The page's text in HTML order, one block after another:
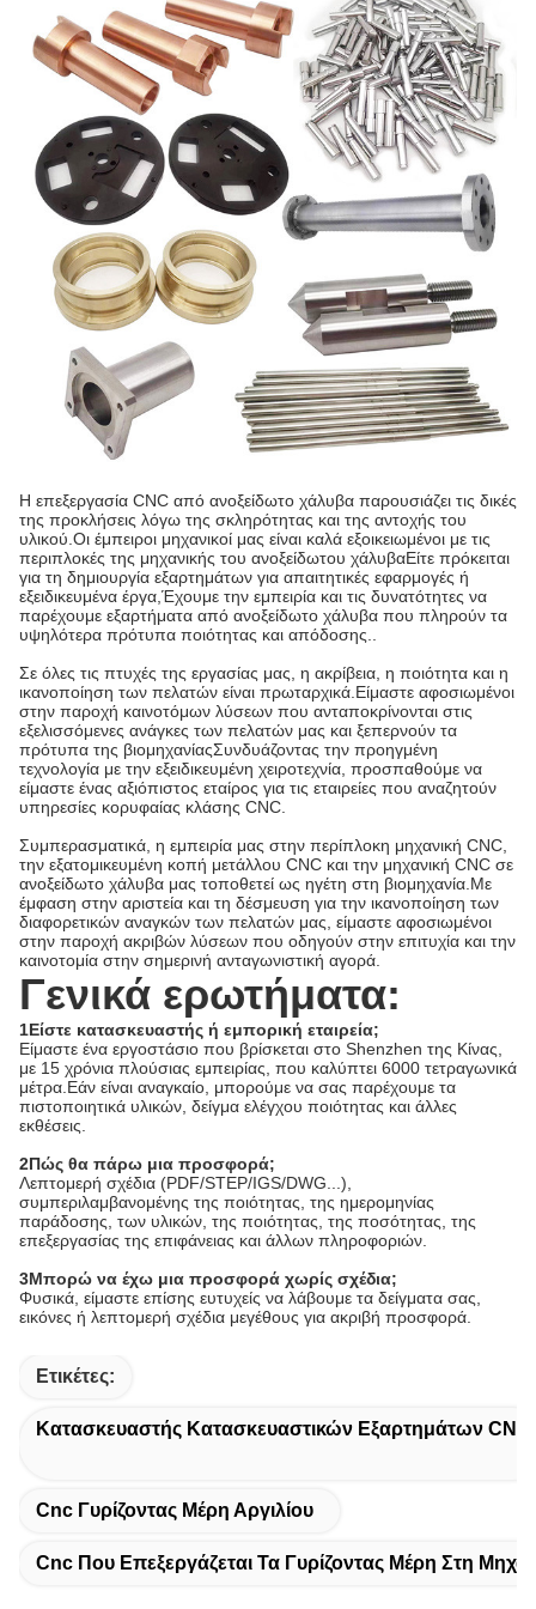
Η επεξεργασία CNC από ανοξείδωτο χάλυβα παρουσιάζει τις δικές
της προκλήσεις λόγω της σκληρότητας και της αντοχής του
υλικού.Οι έμπειροι μηχανικοί μας είναι καλά εξοικειωμένοι με τις
περιπλοκές της μηχανικής του ανοξείδωτου χάλυβαΕίτε πρόκειται
για τη δημιουργία εξαρτημάτων για απαιτητικές εφαρμογές ή
εξειδικευμένα έργα,Έχουμε την εμπειρία και τις δυνατότητες να
παρέχουμε εξαρτήματα από ανοξείδωτο χάλυβα που πληρούν τα
υψηλότερα πρότυπα ποιότητας και απόδοσης..
Σε όλες τις πτυχές της εργασίας μας, η ακρίβεια, η ποιότητα και η
ικανοποίηση των πελατών είναι πρωταρχικά.Είμαστε αφοσιωμένοι
στην παροχή καινοτόμων λύσεων που ανταποκρίνονται στις
εξελισσόμενες ανάγκες των πελατών μας και ξεπερνούν τα
πρότυπα της βιομηχανίαςΣυνδυάζοντας την προηγμένη
τεχνολογία με την εξειδικευμένη χειροτεχνία, προσπαθούμε να
είμαστε ένας αξιόπιστος εταίρος για τις εταιρείες που αναζητούν
υπηρεσίες κορυφαίας κλάσης CNC.
Συμπερασματικά, η εμπειρία μας στην περίπλοκη μηχανική CNC,
την εξατομικευμένη κοπή μετάλλου CNC και την μηχανική CNC σε
ανοξείδωτο χάλυβα μας τοποθετεί ως ηγέτη στη βιομηχανία.Με
έμφαση στην αριστεία και τη δέσμευση για την ικανοποίηση των
διαφορετικών αναγκών των πελατών μας, είμαστε αφοσιωμένοι
στην παροχή ακριβών λύσεων που οδηγούν στην επιτυχία και την
καινοτομία στην σημερινή ανταγωνιστική αγορά.
Γενικά ερωτήματα:
1Είστε κατασκευαστής ή εμπορική εταιρεία;
Είμαστε ένα εργοστάσιο που βρίσκεται στο Shenzhen της Κίνας,
με 15 χρόνια πλούσιας εμπειρίας, που καλύπτει 6000 τετραγωνικά
μέτρα.Εάν είναι αναγκαίο, μπορούμε να σας παρέχουμε τα
πιστοποιητικά υλικών, δείγμα ελέγχου ποιότητας και άλλες
εκθέσεις.
2Πώς θα πάρω μια προσφορά;
Λεπτομερή σχέδια (PDF/STEP/IGS/DWG...),
συμπεριλαμβανομένης της ποιότητας, της ημερομηνίας
παράδοσης, των υλικών, της ποιότητας, της ποσότητας, της
επεξεργασίας της επιφάνειας και άλλων πληροφοριών.
3Μπορώ να έχω μια προσφορά χωρίς σχέδια;
Φυσικά, είμαστε επίσης ευτυχείς να λάβουμε τα δείγματα σας,
εικόνες ή λεπτομερή σχέδια μεγέθους για ακριβή προσφορά.
Ετικέτες:
Κατασκευαστής Κατασκευαστικών Εξαρτημάτων CNC
Cnc Γυρίζοντας Μέρη Αργιλίου
Cnc Που Επεξεργάζεται Τα Γυρίζοντας Μέρη Στη